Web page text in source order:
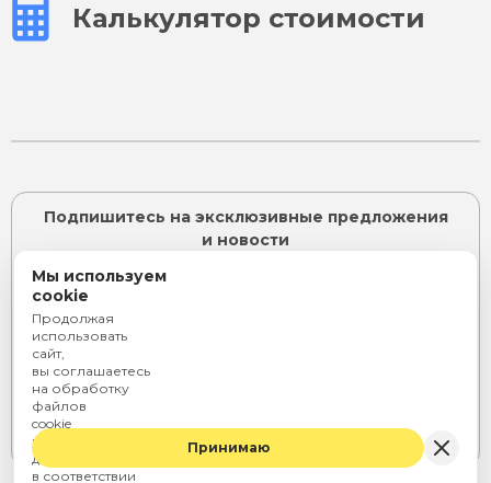
Калькулятор стоимости
Подпишитесь на эксклюзивные предложения
и новости
Я согласен с
согласие наобработку персональных данных
Telegram
Rutube
ВКонтакте
Мы используем
cookie
Продолжая
использовать
сайт,
вы соглашаетесь
на обработку
файлов
cookie
и персональных
данных
в соответствии
Принимаю